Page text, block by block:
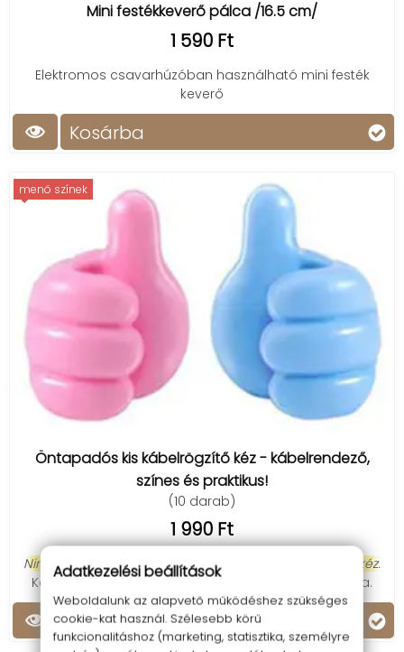
Mini festékkeverő pálca /16.5 cm/
1 590 Ft
Elektromos csavarhúzóban használható mini festék
keverő
Kosárba
menő színek
Öntapadós kis kábelrögzítő kéz - kábelrendező,
színes és praktikus!
(10 darab)
1 990 Ft
Nincs több kusza kábel! Öntapadós kábeltartó szilikon kéz.
Kéz a kézben a stílussal, nem csak kábelek számára.
Kosárba
Adatkezelési beállítások
Weboldalunk az alapvető működéshez szükséges
cookie-kat használ. Szélesebb körű
funkcionalitáshoz (marketing, statisztika, személyre